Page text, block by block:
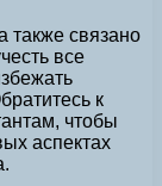
также связано
все
к
чтобы
аспектах